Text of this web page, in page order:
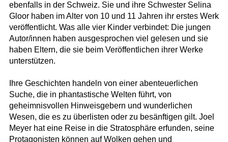
ebenfalls in der Schweiz. Sie und ihre Schwester Selina
Gloor haben im Alter von 10 und 11 Jahren ihr erstes Werk
veröffentlicht. Was alle vier Kinder verbindet: Die jungen
Autor/innen haben ausgesprochen viel gelesen und sie
haben Eltern, die sie beim Veröffentlichen ihrer Werke
unterstützen.
Ihre Geschichten handeln von einer abenteuerlichen
Suche, die in phantastische Welten führt, von
geheimnisvollen Hinweisgebern und wunderlichen
Wesen, die es zu überlisten oder zu besänftigen gilt. Joel
Meyer hat eine Reise in die Stratosphäre erfunden, seine
Protagonisten können auf Wolken gehen und